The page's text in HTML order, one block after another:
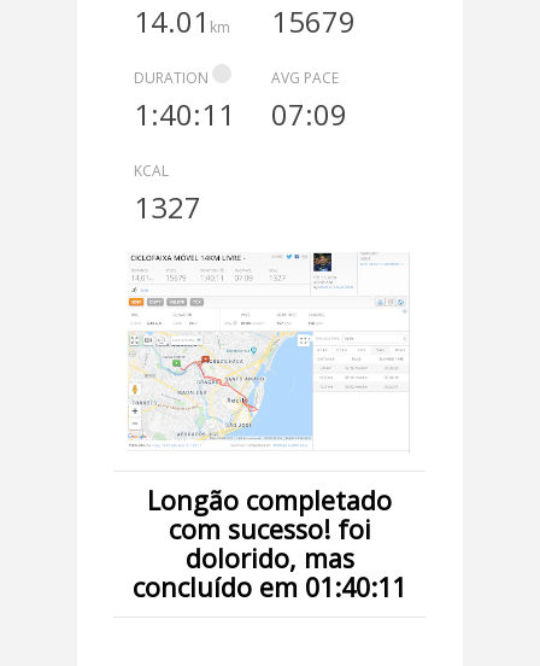
14.01 km 15679
DURATION
1:40:11
AVG PACE
07:09
KCAL
1327
Longão completado
com sucesso! foi
dolorido, mas
concluído em 01:40:11